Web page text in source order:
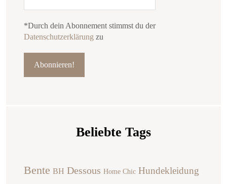
*Durch dein Abonnement stimmst du der
Datenschutzerklärung zu
Beliebte Tags
Bente BH Dessous Home Chic Hundekleidung